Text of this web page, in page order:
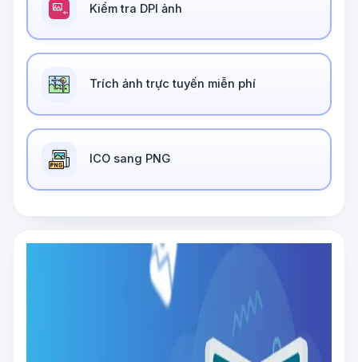
Kiểm tra DPI ảnh
Trích ảnh trực tuyến miễn phí
ICO sang PNG